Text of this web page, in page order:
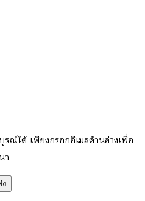
ได้ เพียงกรอกอีเมลด้านล่างเพื่อ
า
ง